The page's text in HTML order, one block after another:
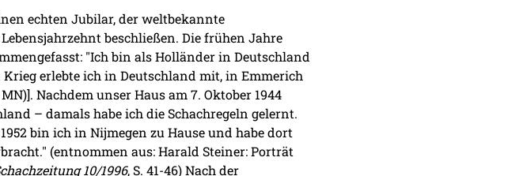
echten Jubilar, der weltbekannte
beschließen. Die frühen Jahre
"Ich bin als Holländer in Deutschland
erlebte ich in Deutschland mit, in Emmerich
Nachdem unser Haus am 7. Oktober 1944
– damals habe ich die Schachregeln gelernt.
bin ich in Nijmegen zu Hause und habe dort
(entnommen aus: Harald Steiner: Porträt
10/1996, S. 41-46) Nach der